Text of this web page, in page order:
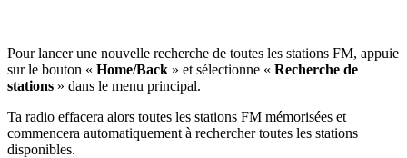
Pour lancer une nouvelle recherche de toutes les stations FM, appuie
sur le bouton « Home/Back » et sélectionne « Recherche de
stations » dans le menu principal.
Ta radio effacera alors toutes les stations FM mémorisées et
commencera automatiquement à rechercher toutes les stations
disponibles.